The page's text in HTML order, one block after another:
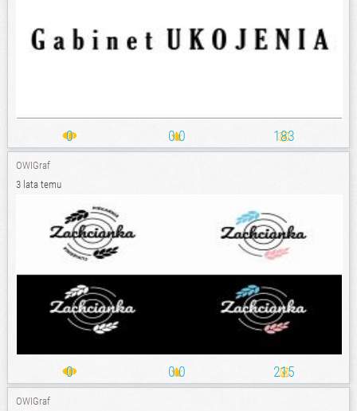
0 0.0 183
OWIGraf
3 lata temu
0 0.0 215
OWIGraf